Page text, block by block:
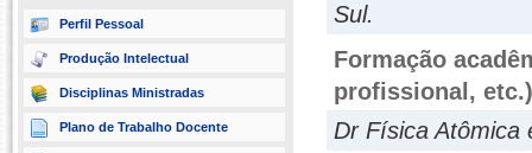
Perfil Pessoal
Produção Intelectual
Disciplinas Ministradas
Plano de Trabalho Docente
Sul.
Formação
profissional, etc.)
Dr Física Atômica